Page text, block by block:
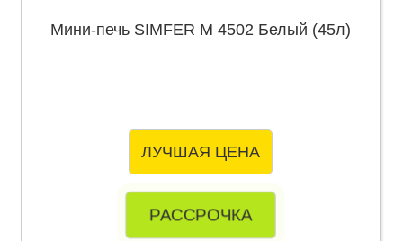
Мини-печь SIMFER M 4502 Белый (45л)
ЛУЧШАЯ ЦЕНА
РАССРОЧКА